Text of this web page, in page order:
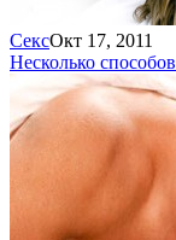
СексОкт 17, 2011
Несколько способов